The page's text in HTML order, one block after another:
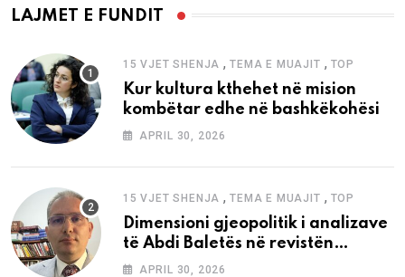
LAJMET E FUNDIT
15 VJET SHENJA ,TEMA E MUAJIT , TOP
Kur kultura kthehet në mision
kombëtar edhe në bashkëkohësi
APRIL 30, 2026
15 VJET SHENJA ,TEMA E MUAJIT , TOP
Dimensioni gjeopolitik i analizave
të Abdi Baletës në revistën
“Shenja”
APRIL 30, 2026